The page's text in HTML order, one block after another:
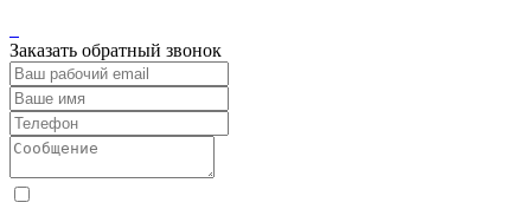
Заказать обратный звонок